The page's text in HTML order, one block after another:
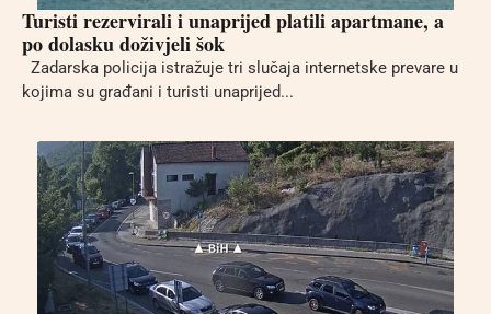
Turisti rezervirali i unaprijed platili apartmane, a
po dolasku doživjeli šok
Zadarska policija istražuje tri slučaja internetske prevare u
kojima su građani i turisti unaprijed...